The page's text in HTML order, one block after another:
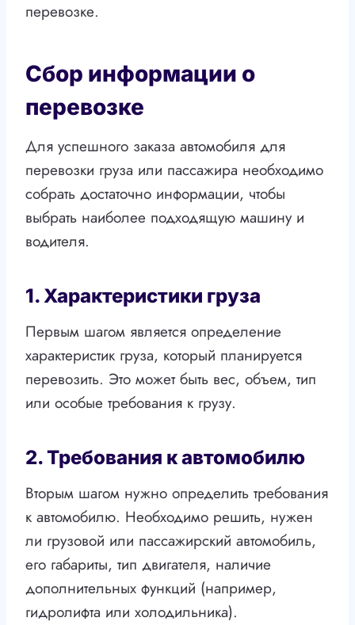
перевозке.
Сбор информации о
перевозке
Для успешного заказа автомобиля для
перевозки груза или пассажира необходимо
собрать достаточно информации, чтобы
выбрать наиболее подходящую машину и
водителя.
1. Характеристики груза
Первым шагом является определение
характеристик груза, который планируется
перевозить. Это может быть вес, объем, тип
или особые требования к грузу.
2. Требования к автомобилю
Вторым шагом нужно определить требования
к автомобилю. Необходимо решить, нужен
ли грузовой или пассажирский автомобиль,
его габариты, тип двигателя, наличие
дополнительных функций (например,
гидролифта или холодильника).